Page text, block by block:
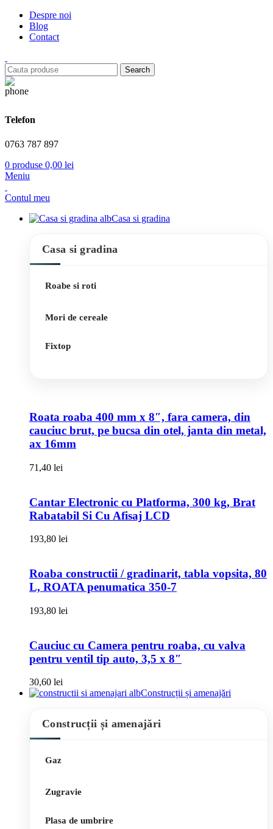
Despre noi
Blog
Contact
Search
Telefon
0763 787 897
0 produse 0,00 lei
Meniu
Contul meu
Casa si gradina
Casa si gradina
Roabe si roti
Mori de cereale
Fixtop
Roata roaba 400 mm x 8″, fara camera, din
cauciuc brut, pe bucsa din otel, janta din metal,
ax 16mm
71,40 lei
Cantar Electronic cu Platforma, 300 kg, Brat
Rabatabil Si Cu Afisaj LCD
193,80 lei
Roaba constructii / gradinarit, tabla vopsita, 80
L, ROATA penumatica 350-7
193,80 lei
Cauciuc cu Camera pentru roaba, cu valva
pentru ventil tip auto, 3,5 x 8″
30,60 lei
Construcții și amenajări
Construcții și amenajări
Gaz
Zugravie
Plasa de umbrire